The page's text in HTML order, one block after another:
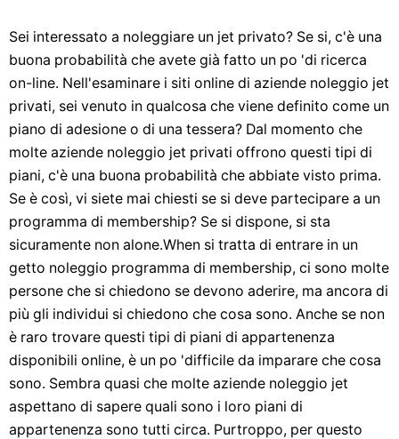
Sei interessato a noleggiare un jet privato? Se si, c'è una
buona probabilità che avete già fatto un po 'di ricerca
on-line. Nell'esaminare i siti online di aziende noleggio jet
privati, sei venuto in qualcosa che viene definito come un
piano di adesione o di una tessera? Dal momento che
molte aziende noleggio jet privati ​​offrono questi tipi di
piani, c'è una buona probabilità che abbiate visto prima.
Se è così, vi siete mai chiesti se si deve partecipare a un
programma di membership? Se si dispone, si sta
sicuramente non alone.When si tratta di entrare in un
getto noleggio programma di membership, ci sono molte
persone che si chiedono se devono aderire, ma ancora di
più gli individui si chiedono che cosa sono. Anche se non
è raro trovare questi tipi di piani di appartenenza
disponibili online, è un po 'difficile da imparare che cosa
sono. Sembra quasi che molte aziende noleggio jet
aspettano di sapere quali sono i loro piani di
appartenenza sono tutti circa. Purtroppo, per questo